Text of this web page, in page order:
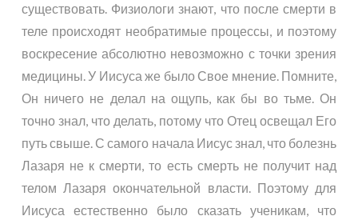
существовать. Физиологи знают, что после смерти в
теле происходят необратимые процессы, и поэтому
воскресение абсолютно невозможно с точки зрения
медицины. У Иисуса же было Свое мнение. Помните,
Он ничего не делал на ощупь, как бы во тьме. Он
точно знал, что делать, потому что Отец освещал Его
путь свыше. С самого начала Иисус знал, что болезнь
Лазаря не к смерти, то есть смерть не получит над
телом Лазаря окончательной власти. Поэтому для
Иисуса естественно было сказать ученикам, что